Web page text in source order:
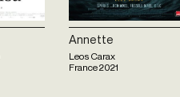
Annette
Leos Carax
France2021